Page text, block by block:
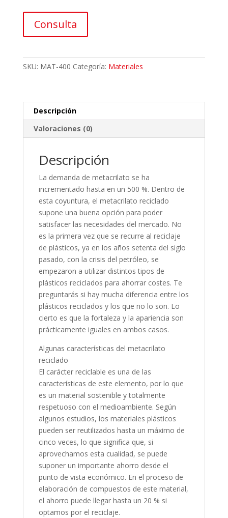
Consulta
SKU: MAT-400 Categoría: Materiales
Descripción
Valoraciones (0)
Descripción
La demanda de metacrilato se ha
incrementado hasta en un 500 %. Dentro de
esta coyuntura, el metacrilato reciclado
supone una buena opción para poder
satisfacer las necesidades del mercado. No
es la primera vez que se recurre al reciclaje
de plásticos, ya en los años setenta del siglo
pasado, con la crisis del petróleo, se
empezaron a utilizar distintos tipos de
plásticos reciclados para ahorrar costes. Te
preguntarás si hay mucha diferencia entre los
plásticos reciclados y los que no lo son. Lo
cierto es que la fortaleza y la apariencia son
prácticamente iguales en ambos casos.
Algunas características del metacrilato
reciclado
El carácter reciclable es una de las
características de este elemento, por lo que
es un material sostenible y totalmente
respetuoso con el medioambiente. Según
algunos estudios, los materiales plásticos
pueden ser reutilizados hasta un máximo de
cinco veces, lo que significa que, si
aprovechamos esta cualidad, se puede
suponer un importante ahorro desde el
punto de vista económico. En el proceso de
elaboración de compuestos de este material,
el ahorro puede llegar hasta un 20 % si
optamos por el reciclaje.